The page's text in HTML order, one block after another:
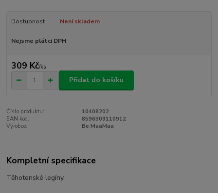
Dostupnost Není skladem
Nejsme plátci DPH
309 Kč/ks
Přidat do košíku
Číslo produktu:
10408202
EAN kód:
8596309110912
Výrobce:
Be MaaMaa
Kompletní specifikace
Těhotenské legíny.